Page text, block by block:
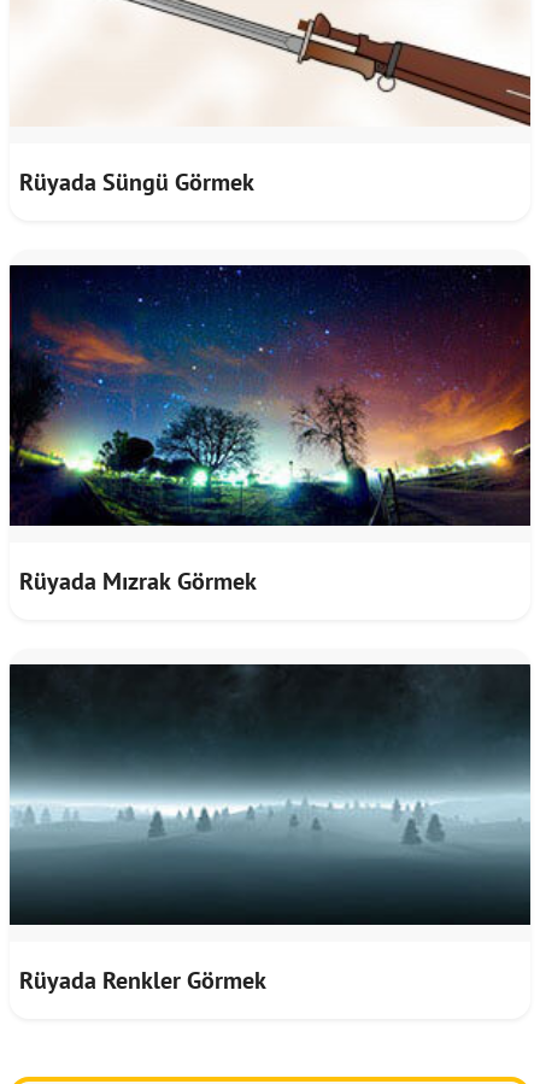
Rüyada Süngü Görmek
Rüyada Mızrak Görmek
Rüyada Renkler Görmek